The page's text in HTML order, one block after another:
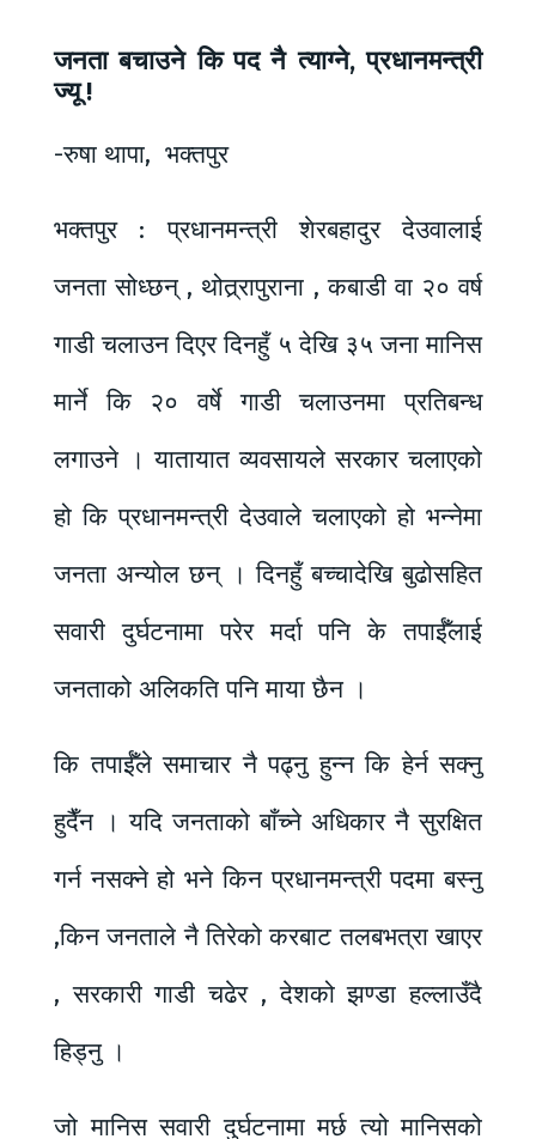
जनता बचाउने कि पद नै त्याग्ने, प्रधानमन्त्री
ज्यू !
-रुषा थापा, भक्तपुर
भक्तपुर : प्रधानमन्त्री शेरबहादुर देउवालाई
जनता सोध्छन् , थोत्र्रापुराना , कबाडी वा २० वर्ष
गाडी चलाउन दिएर दिनहुँ ५ देखि ३५ जना मानिस
मार्ने कि २० वर्षे गाडी चलाउनमा प्रतिबन्ध
लगाउने । यातायात व्यवसायले सरकार चलाएको
हो कि प्रधानमन्त्री देउवाले चलाएको हो भन्नेमा
जनता अन्योल छन् । दिनहुँ बच्चादेखि बुढोसहित
सवारी दुर्घटनामा परेर मर्दा पनि के तपाईँलाई
जनताको अलिकति पनि माया छैन ।
कि तपाईँले समाचार नै पढ्नु हुन्न कि हेर्न सक्नु
हुदैँन । यदि जनताको बाँच्ने अधिकार नै सुरक्षित
गर्न नसक्ने हो भने किन प्रधानमन्त्री पदमा बस्नु
,किन जनताले नै तिरेको करबाट तलबभत्रा खाएर
, सरकारी गाडी चढेर , देशको झण्डा हल्लाउँदै
हिड्नु ।
जो मानिस सवारी दुर्घटनामा मर्छ त्यो मानिसको